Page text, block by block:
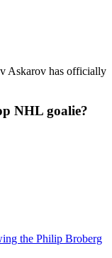
Askarov has officially
NHL goalie?
the Philip Broberg